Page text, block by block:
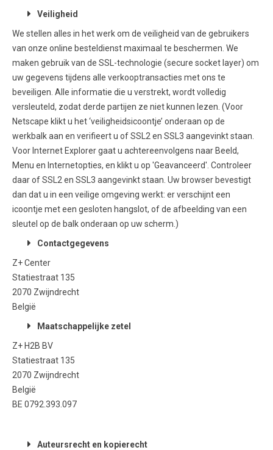
Veiligheid
We stellen alles in het werk om de veiligheid van de gebruikers
van onze online besteldienst maximaal te beschermen. We
maken gebruik van de SSL-technologie (secure socket layer) om
uw gegevens tijdens alle verkooptransacties met ons te
beveiligen. Alle informatie die u verstrekt, wordt volledig
versleuteld, zodat derde partijen ze niet kunnen lezen. (Voor
Netscape klikt u het ‘veiligheidsicoontje’ onderaan op de
werkbalk aan en verifieert u of SSL2 en SSL3 aangevinkt staan.
Voor Internet Explorer gaat u achtereenvolgens naar Beeld,
Menu en Internetopties, en klikt u op 'Geavanceerd'. Controleer
daar of SSL2 en SSL3 aangevinkt staan. Uw browser bevestigt
dan dat u in een veilige omgeving werkt: er verschijnt een
icoontje met een gesloten hangslot, of de afbeelding van een
sleutel op de balk onderaan op uw scherm.)
Contactgegevens
Z+ Center
Statiestraat 135
2070 Zwijndrecht
België
Maatschappelijke zetel
Z+ H2B BV
Statiestraat 135
2070 Zwijndrecht
België
BE 0792.393.097
Auteursrecht en kopierecht